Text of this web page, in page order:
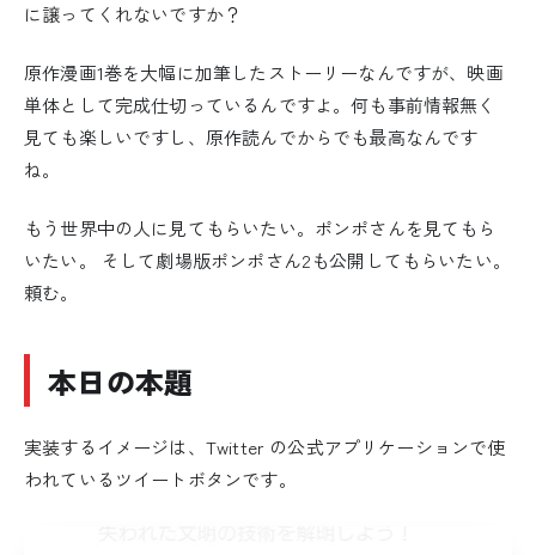
に譲ってくれないですか？
原作漫画1巻を大幅に加筆したストーリーなんですが、映画
単体として完成仕切っているんですよ。何も事前情報無く
見ても楽しいですし、原作読んでからでも最高なんです
ね。
もう世界中の人に見てもらいたい。ポンポさんを見てもら
いたい。 そして劇場版ポンポさん2も公開してもらいたい。
頼む。
本日の本題
実装するイメージは、Twitter の公式アプリケーションで使
われているツイートボタンです。